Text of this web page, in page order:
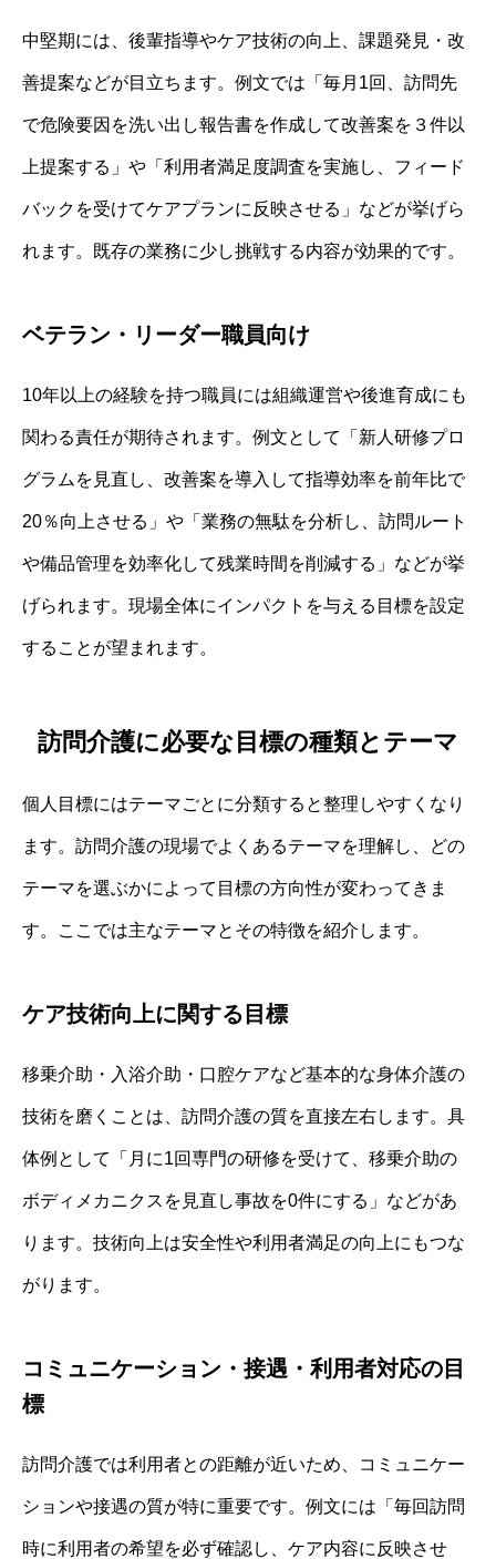
中堅期には、後輩指導やケア技術の向上、課題発見・改
善提案などが目立ちます。例文では「毎月1回、訪問先
で危険要因を洗い出し報告書を作成して改善案を３件以
上提案する」や「利用者満足度調査を実施し、フィード
バックを受けてケアプランに反映させる」などが挙げら
れます。既存の業務に少し挑戦する内容が効果的です。
ベテラン・リーダー職員向け
10年以上の経験を持つ職員には組織運営や後進育成にも
関わる責任が期待されます。例文として「新人研修プロ
グラムを見直し、改善案を導入して指導効率を前年比で
20％向上させる」や「業務の無駄を分析し、訪問ルート
や備品管理を効率化して残業時間を削減する」などが挙
げられます。現場全体にインパクトを与える目標を設定
することが望まれます。
訪問介護に必要な目標の種類とテーマ
個人目標にはテーマごとに分類すると整理しやすくなり
ます。訪問介護の現場でよくあるテーマを理解し、どの
テーマを選ぶかによって目標の方向性が変わってきま
す。ここでは主なテーマとその特徴を紹介します。
ケア技術向上に関する目標
移乗介助・入浴介助・口腔ケアなど基本的な身体介護の
技術を磨くことは、訪問介護の質を直接左右します。具
体例として「月に1回専門の研修を受けて、移乗介助の
ボディメカニクスを見直し事故を0件にする」などがあ
ります。技術向上は安全性や利用者満足の向上にもつな
がります。
コミュニケーション・接遇・利用者対応の目
標
訪問介護では利用者との距離が近いため、コミュニケー
ションや接遇の質が特に重要です。例文には「毎回訪問
時に利用者の希望を必ず確認し、ケア内容に反映させ